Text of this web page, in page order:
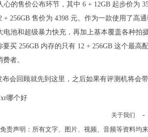
的售价公布环节，其中 6 + 12GB 起步价为
+ 256GB 售价为 4398 元。作为一款使用了高
电池和超级暴力快充，再加上基本覆盖各种拍
买 256GB 内存的只有 12 + 256GB 这个最高
者。
布会回顾就先到这里，之后如果有评测机将会
哪个好
关于我们 -
免责声明：所有文字、图片、视频、音频等资料均